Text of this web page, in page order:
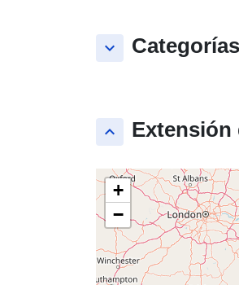
keyboard_arrow_down Categorías
keyboard_arrow_up Extensión
+
−